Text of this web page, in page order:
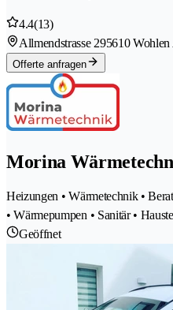
4.4(13)
Allmendstrasse 295610 Wohlen
Offerte anfragen
Morina
Heizungen • Wärmetechnik •
• Wärmepumpen • Sanitär •
Geöffnet